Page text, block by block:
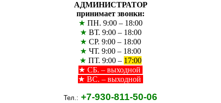
АДМИНИСТРАТОР
принимает звонки:
★ ПН. 9:00 – 18:00
★ ВТ. 9:00 – 18:00
★ СР. 9:00 – 18:00
★ ЧТ. 9:00 – 18:00
★ ПТ. 9:00 – 17:00
★ СБ. – выходной
★ ВС. – выходной
Тел.: +7-930-811-50-06